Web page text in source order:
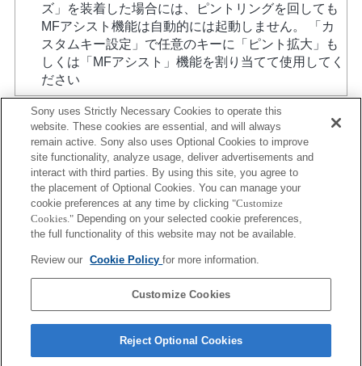
ズ」を装着した場合には、ピントリングを回しても
MFアシスト機能は自動的には起動しません。 「カ
スタムキー設定」で任意のキーに「ピント拡大」も
しくは「MFアシスト」機能を割り当てて使用してく
ださい
プレスリリース
環境情報
Sony uses Strictly Necessary Cookies to operate this
website. These cookies are essential, and will always
remain active. Sony also uses Optional Cookies to improve
site functionality, analyze usage, deliver advertisements and
interact with third parties. By using this site, you agree to
the placement of Optional Cookies. You can manage your
cookie preferences at any time by clicking "Customize
Cookies." Depending on your selected cookie preferences,
the full functionality of this website may not be available.
Review our Cookie Policyfor more information.
Customize Cookies
Reject Optional Cookies